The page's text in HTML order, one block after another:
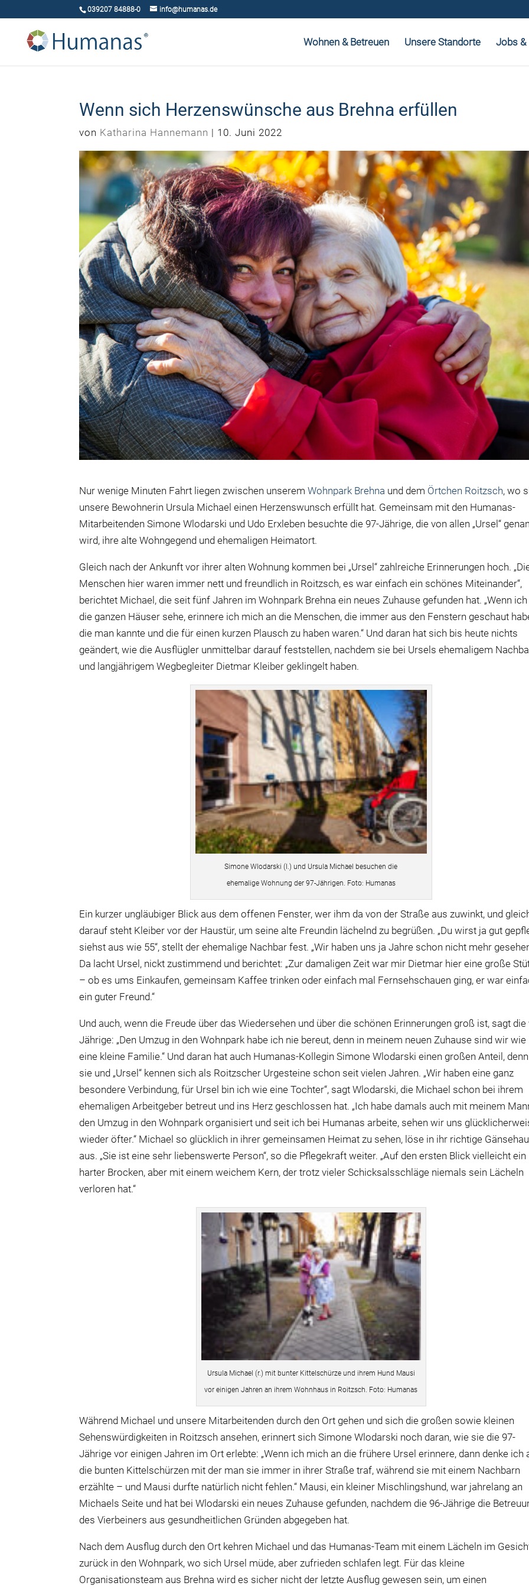
039207 84888-0 info@humanas.de
Wohnen & Betreuen Unsere Standorte Jobs &
Wenn sich Herzenswünsche aus Brehna erfüllen
von Katharina Hannemann | 10. Juni 2022
Nur wenige Minuten Fahrt liegen zwischen unseremWohnpark Brehna und dem Örtchen Roitzsch, wo
unsere Bewohnerin Ursula Michael einen Herzenswunsch erfüllt hat. Gemeinsam mit den Humanas-
Mitarbeitenden Simone Wlodarski und Udo Erxleben besuchte die 97-Jährige, die von allen „Ursel“
wird, ihre alte Wohngegend und ehemaligen Heimatort.
Gleich nach der Ankunft vor ihrer alten Wohnung kommen bei „Ursel“ zahlreiche Erinnerungen hoch.
Menschen hier waren immer nett und freundlich in Roitzsch, es war einfach ein schönes Miteinander“,
berichtet Michael, die seit fünf Jahren im Wohnpark Brehna ein neues Zuhause gefunden hat. „Wenn ich
die ganzen Häuser sehe, erinnere ich mich an die Menschen, die immer aus den Fenstern geschaut
die man kannte und die für einen kurzen Plausch zu haben waren.“ Und daran hat sich bis heute nichts
geändert, wie die Ausflügler unmittelbar darauf feststellen, nachdem sie bei Ursels ehemaligem
und langjährigem Wegbegleiter Dietmar Kleiber geklingelt haben.
Simone Wlodarski (l.) und Ursula Michael besuchen die
ehemalige Wohnung der 97-Jährigen. Foto: Humanas
Ein kurzer ungläubiger Blick aus dem offenen Fenster, wer ihm da von der Straße aus zuwinkt, und
darauf steht Kleiber vor der Haustür, um seine alte Freundin lächelnd zu begrüßen. „Du wirst ja gut
siehst aus wie 55“, stellt der ehemalige Nachbar fest. „Wir haben uns ja Jahre schon nicht mehr
Da lacht Ursel, nickt zustimmend und berichtet: „Zur damaligen Zeit war mir Dietmar hier eine große
– ob es ums Einkaufen, gemeinsam Kaffee trinken oder einfach mal Fernsehschauen ging, er war
ein guter Freund.“
Und auch, wenn die Freude über das Wiedersehen und über die schönen Erinnerungen groß ist, sagt die
Jährige: „Den Umzug in den Wohnpark habe ich nie bereut, denn in meinem neuen Zuhause sind wir wie
eine kleine Familie.“ Und daran hat auch Humanas-Kollegin Simone Wlodarski einen großen Anteil, denn
sie und „Ursel“ kennen sich als Roitzscher Urgesteine schon seit vielen Jahren. „Wir haben eine ganz
besondere Verbindung, für Ursel bin ich wie eine Tochter“, sagt Wlodarski, die Michael schon bei ihrem
ehemaligen Arbeitgeber betreut und ins Herz geschlossen hat. „Ich habe damals auch mit meinem
den Umzug in den Wohnpark organisiert und seit ich bei Humanas arbeite, sehen wir uns
wieder öfter.“ Michael so glücklich in ihrer gemeinsamen Heimat zu sehen, löse in ihr richtige
aus. „Sie ist eine sehr liebenswerte Person“, so die Pflegekraft weiter. „Auf den ersten Blick vielleicht ein
harter Brocken, aber mit einem weichem Kern, der trotz vieler Schicksalsschläge niemals sein Lächeln
verloren hat.“
Ursula Michael (r.) mit bunter Kittelschürze und ihrem Hund Mausi
vor einigen Jahren an ihrem Wohnhaus in Roitzsch. Foto: Humanas
Während Michael und unsere Mitarbeitenden durch den Ort gehen und sich die großen sowie kleinen
Sehenswürdigkeiten in Roitzsch ansehen, erinnert sich Simone Wlodarski noch daran, wie sie die 97-
Jährige vor einigen Jahren im Ort erlebte: „Wenn ich mich an die frühere Ursel erinnere, dann denke ich
die bunten Kittelschürzen mit der man sie immer in ihrer Straße traf, während sie mit einem Nachbarn
erzählte – und Mausi durfte natürlich nicht fehlen.“ Mausi, ein kleiner Mischlingshund, war jahrelang an
Michaels Seite und hat bei Wlodarski ein neues Zuhause gefunden, nachdem die 96-Jährige die
des Vierbeiners aus gesundheitlichen Gründen abgegeben hat.
Nach dem Ausflug durch den Ort kehren Michael und das Humanas-Team mit einem Lächeln im
zurück in den Wohnpark, wo sich Ursel müde, aber zufrieden schlafen legt. Für das kleine
Organisationsteam aus Brehna wird es sicher nicht der letzte Ausflug gewesen sein, um einen